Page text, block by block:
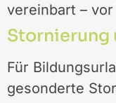
vereinbart –
Stornierung
Für
gesonderte